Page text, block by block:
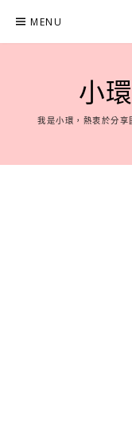
content
MENU
小
我是小環，熱衷於分